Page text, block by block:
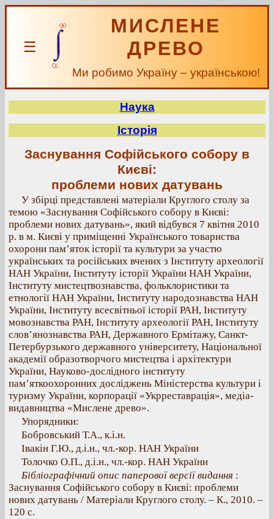
☰
МИСЛЕНЕ
ДРЕВО
Ми робимо Україну – українською!
Наука
Історія
Заснування Софійського собору в
Києві:
проблеми нових датувань
У збірці представлені матеріали Круглого столу за
темою «Заснування Софійського собору в Києві:
проблеми нових датувань», який відбувся 7 квітня 2010
р. в м. Києві у приміщенні Українського товариства
охорони пам’яток історії та культури за участю
українських та російських вчених з Інституту археології
НАН України, Інституту історії України НАН України,
Інституту мистецтвознавства, фольклористики та
етнології НАН України, Інституту народознавства НАН
України, Інституту всесвітньої історії РАН, Інституту
мовознавства РАН, Інституту археології РАН, Інституту
слов’янознавства РАН, Державного Ермітажу, Санкт-
Петербурзького державного університету, Національної
академії образотворчого мистецтва і архітектури
України, Науково-дослідного інституту
пам’яткоохоронних досліджень Міністерства культури і
туризму України, корпорації «Укрреставрація», медіа-
видавництва «Мислене древо».
Упорядники:
Бобровський Т.А., к.і.н.
Івакін Г.Ю., д.і.н., чл.-кор. НАН України
Толочко О.П., д.і.н., чл.-кор. НАН України
Бібліографічний опис паперової версії видання :
Заснування Софійського собору в Києві: проблеми
нових датувань / Матеріали Круглого столу. – К., 2010. –
120 c.